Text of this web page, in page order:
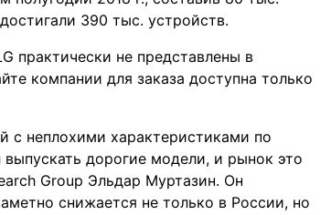
390 тыс. устройств.
практически не представлены в
компании для заказа доступна только
с неплохими характеристиками по
дорогие модели, и рынок это
Group Эльдар Муртазин. Он
снижается не только в России, но